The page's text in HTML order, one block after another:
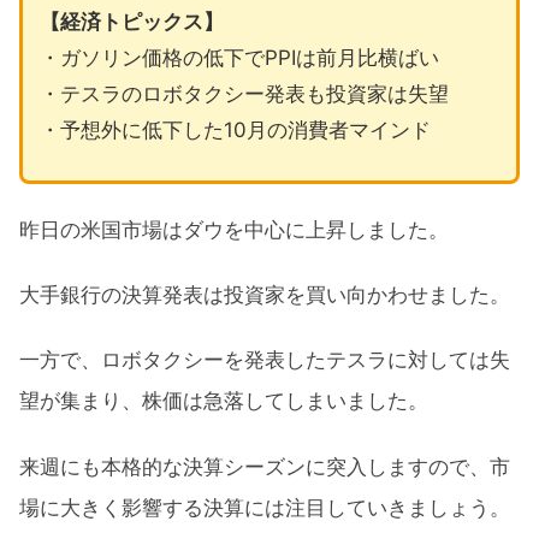
【経済トピックス】
・ガソリン価格の低下でPPIは前月比横ばい
・テスラのロボタクシー発表も投資家は失望
・予想外に低下した10月の消費者マインド
昨日の米国市場はダウを中心に上昇しました。
大手銀行の決算発表は投資家を買い向かわせました。
一方で、ロボタクシーを発表したテスラに対しては失
望が集まり、株価は急落してしまいました。
来週にも本格的な決算シーズンに突入しますので、市
場に大きく影響する決算には注目していきましょう。